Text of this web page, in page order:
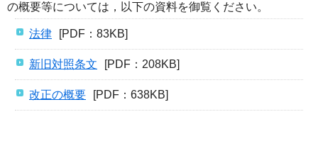
の概要等については，以下の資料を御覧ください。
法律 [PDF：83KB]
新旧対照条文 [PDF：208KB]
改正の概要 [PDF：638KB]